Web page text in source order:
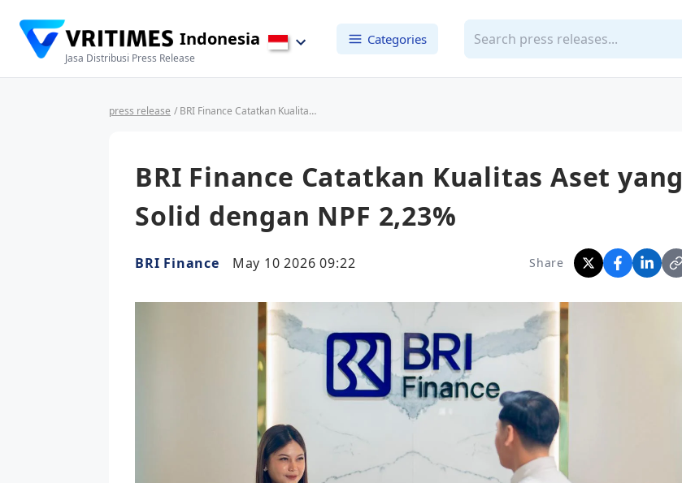
Indonesia
Jasa Distribusi Press Release
Categories
press release / BRI Finance Catatkan Kualitas Aset yang Solid dengan NPF 2,23%
BRI Finance Catatkan Kualitas Aset yang
Solid dengan NPF 2,23%
BRI Finance May 10 2026 09:22 Share